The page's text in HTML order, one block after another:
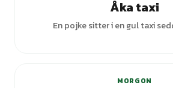
Åka taxi
En pojke sitter i en gul taxi
MORGON